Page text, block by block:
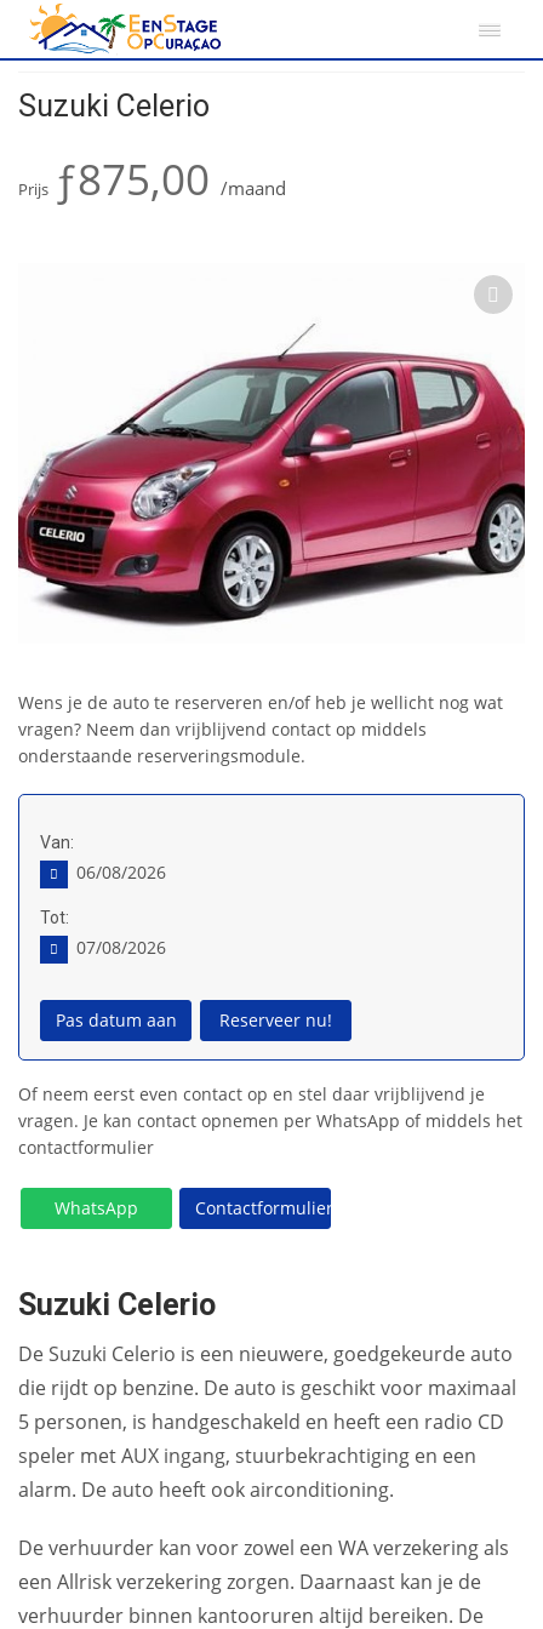
Home Curacao Suzuki Celerio
Suzuki Celerio
Prijs ƒ875,00 /maand
Wens je de auto te reserveren en/of heb je wellicht nog wat
vragen? Neem dan vrijblijvend contact op middels
onderstaande reserveringsmodule.
Van:
06/08/2026
Tot:
07/08/2026
Pas datum aan Reserveer nu!
Of neem eerst even contact op en stel daar vrijblijvend je
vragen. Je kan contact opnemen per WhatsApp of middels het
contactformulier
WhatsApp Contactformulier
Suzuki Celerio
De Suzuki Celerio is een nieuwere, goedgekeurde auto
die rijdt op benzine. De auto is geschikt voor maximaal
5 personen, is handgeschakeld en heeft een radio CD
speler met AUX ingang, stuurbekrachtiging en een
alarm. De auto heeft ook airconditioning.
De verhuurder kan voor zowel een WA verzekering als
een Allrisk verzekering zorgen. Daarnaast kan je de
verhuurder binnen kantooruren altijd bereiken. De